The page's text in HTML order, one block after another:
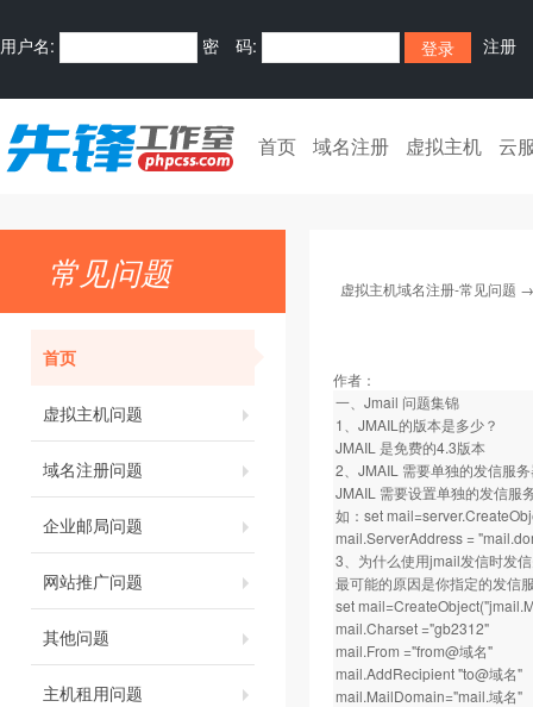
用户名: 密 码: 注册
首页 域名注册 虚拟主机 云
常见问题
首页
虚拟主机问题
域名注册问题
企业邮局问题
网站推广问题
其他问题
主机租用问题
虚拟主机域名注册-常见问题
作者：
一、Jmail 问题集锦
1、JMAIL的版本是多少？
JMAIL 是免费的4.3版本
2、JMAIL 需要单独的发信服
JMAIL 需要设置单独的发信服
如：set
mail.ServerAddress =
3、为什么使用jmail发信时发
最可能的原因是你指定的发信
set
mail.Charset ="gb2312"
mail.From ="from@域名"
mail.AddRecipient "to@域名"
mail.MailDomain="mail.域名"